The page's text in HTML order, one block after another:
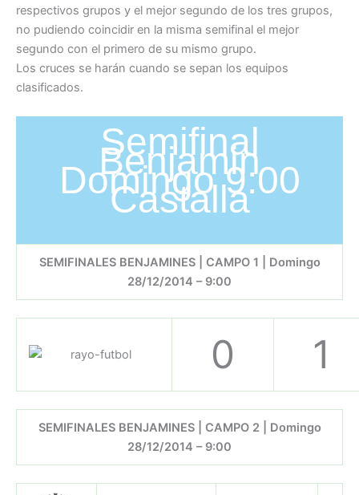
respectivos grupos y el mejor segundo de los tres grupos,
no pudiendo coincidir en la misma semifinal el mejor
segundo con el primero de su mismo grupo.
Los cruces se harán cuando se sepan los equipos
clasificados.
Semifinal
Benjamin
Domingo 9:00
Castalla
SEMIFINALES BENJAMINES | CAMPO 1 | Domingo
28/12/2014 – 9:00
0 1
SEMIFINALES BENJAMINES | CAMPO 2 | Domingo
28/12/2014 – 9:00